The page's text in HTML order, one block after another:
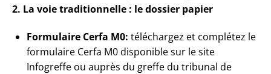
2. La voie traditionnelle : le dossier papier
Formulaire Cerfa M0: téléchargez et complétez le
formulaire Cerfa M0 disponible sur le site
Infogreffe ou auprès du greffe du tribunal de